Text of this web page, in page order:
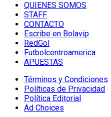
QUIENES SOMOS
STAFF
CONTACTO
Escribe en Bolavip
RedGol
Futbolcentroamerica
APUESTAS
Términos y Condiciones
Políticas de Privacidad
Política Editorial
Ad Choices